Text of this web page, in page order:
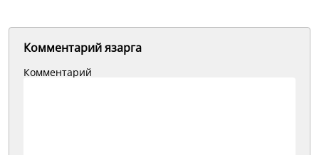
Комментарий язарга
Комментарий